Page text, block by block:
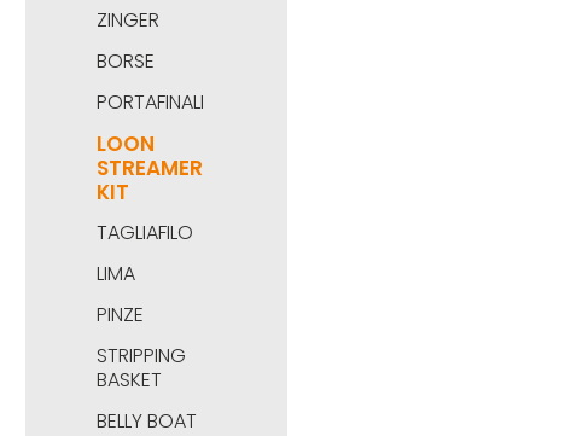
ZINGER
BORSE
PORTAFINALI
LOON
STREAMER
KIT
TAGLIAFILO
LIMA
PINZE
STRIPPING
BASKET
BELLY BOAT